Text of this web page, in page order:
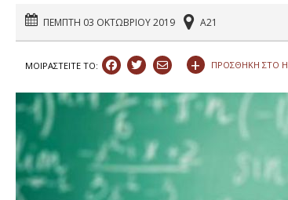
ΠΕΜΠΤΗ 03 ΟΚΤΩΒΡΙΟΥ 2019 Α21
ΜΟΙΡΑΣΤEIΤΕ ΤΟ: + ΠΡΟΣΘΗΚΗ ΣΤΟ